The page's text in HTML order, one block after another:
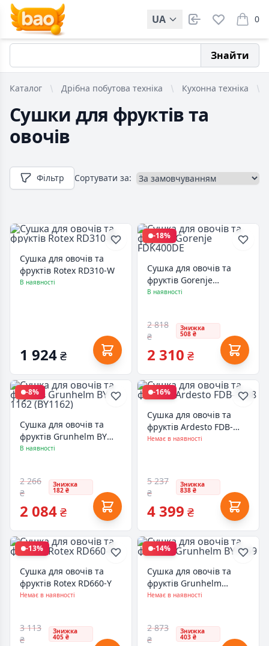
UA 0
items
Знайти
Каталог Дрібна побутова техніка Кухонна техніка
Сушки для фруктів та
овочів
Фільтр Сортувати за:
Сушка для овочів та
фруктів Rotex RD310-W
В наявності
1 924₴
-18%
Сушка для овочів та
фруктів Gorenje
FDK400DE
В наявності
2 818
₴
Знижка
508 ₴
2 310 ₴
-8%
Сушка для овочів та
фруктів Grunhelm BY
1162 (BY1162)
В наявності
2 266
₴
Знижка
182 ₴
2 084₴
-16%
Сушка для овочів та
фруктів Ardesto FDB-
1138
Немає в наявності
5 237
₴
Знижка
838 ₴
4 399 ₴
-13%
Сушка для овочів та
фруктів Rotex RD660-Y
Немає в наявності
3 113
₴
Знижка
405 ₴
-14%
Сушка для овочів та
фруктів Grunhelm
BY1159
Немає в наявності
2 873
₴
Знижка
403 ₴